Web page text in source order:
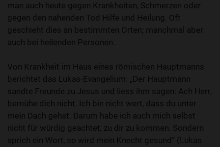
man auch heute gegen Krankheiten, Schmerzen oder
gegen den nahenden Tod Hilfe und Heilung. Oft
geschieht dies an bestimmten Orten; manchmal aber
auch bei heilenden Personen.
Von Krankheit im Haus eines römischen Hauptmanns
berichtet das Lukas-Evangelium: „Der Hauptmann
sandte Freunde zu Jesus und liess ihm sagen: Ach Herr,
bemühe dich nicht. Ich bin nicht wert, dass du unter
mein Dach gehst. Darum habe ich auch mich selbst
nicht für würdig geachtet, zu dir zu kommen. Sondern
sprich ein Wort, so wird mein Knecht gesund“ (Lukas